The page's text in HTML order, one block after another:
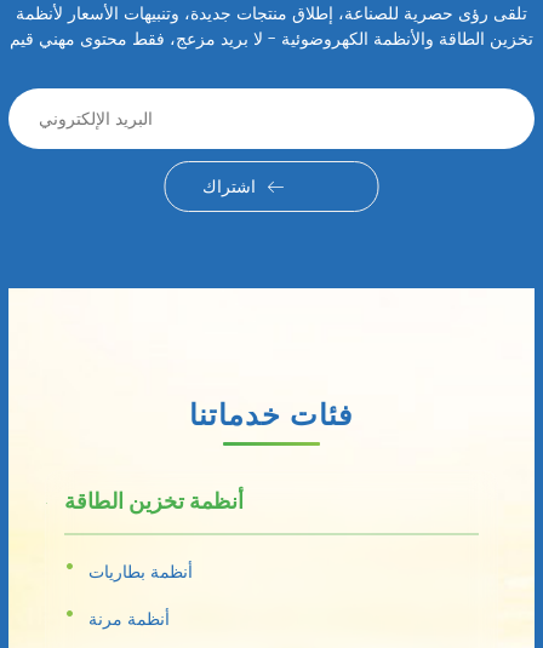
تلقى رؤى حصرية للصناعة، إطلاق منتجات جديدة، وتنبيهات الأسعار لأنظمة
تخزين الطاقة والأنظمة الكهروضوئية - لا بريد مزعج، فقط محتوى مهني قيم
اشتراك
فئات خدماتنا
أنظمة تخزين الطاقة
أنظمة بطاريات
أنظمة مرنة